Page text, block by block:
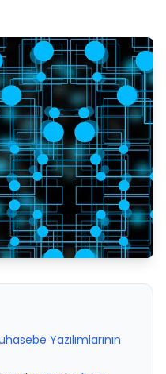
Yazılımlarının